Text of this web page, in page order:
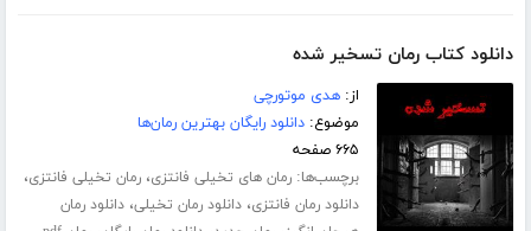
دانلود کتاب رمان تسخیر شده
از:هدی موتورچی
موضوع:دانلود رایگان بهترین رمان‌ها
۶۶۵ صفحه
برچسب‌ها:رمان های تخیلی فانتزی،رمان تخیلی فانتزی،
دانلود رمان فانتزی،دانلود رمان تخیلی،دانلود رمان